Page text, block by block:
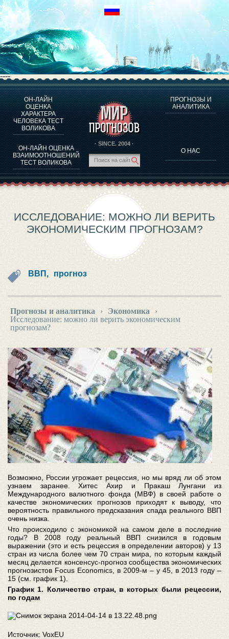
----
ОН-ЛАЙН
ОЦЕНКА
ХАРАКТЕРА
ЧЕЛОВЕКА ТЕСТ
ВОЛИКОВА
ОН-ЛАЙН ОЦЕНКА
ВЗАИМООТНОШЕНИЙ
ТЕСТ ВОЛИКОВА
· SINCE. 2004 ·
ПРОГНОЗЫ И
АНАЛИТИКА
О НАС
О ПРОГРАММЕ
ОЦЕНКА ХАРАКТЕРA ЧЕЛОВЕКА
ОЦЕНКА ХАРАКТЕРА ВЫДАЮЩИХСЯ ЛИЧНОСТЕЙ
О ПРОГРАММЕ
ТЕСТ НА СОВМЕСТИМОСТЬ ВОЛИКОВА
ПРОГНОЗЫ И АНАЛИТИКА
ИССЛЕДОВАНИЕ: МОЖНО ЛИ ВЕРИТЬ
ЭКОНОМИЧЕСКИМ ПРОГНОЗАМ?
ВВП, прогноз
Прогнозы и аналитика › Экономика
›
Исследование: можно ли верить экономическим
прогнозам?
Возможно, России угрожает рецессия, но мы вряд ли об этом
узнаем заранее. Хитес Ахир и Пракаш Лунгани из
Международного валютного фонда (МВФ) в своей работе о
качестве экономических прогнозов приходят к выводу, что
вероятность правильного предсказания спада реального ВВП
очень низка.
Что происходило с экономикой на самом деле в последние
годы? В 2008 году реальный ВВП снизился в годовым
выражении (это и есть рецессия в определении авторов) у 13
стран из числа более чем 70 стран мира, по которым каждый
месяц делается консенсус-прогноз сообщества экономических
прогнозистов Focus Economics, в 2009-м – у 45, в 2013 году –
15 (см. график 1).
График 1. Количество стран, в которых были рецессии,
по годам
Источник: VoxEU